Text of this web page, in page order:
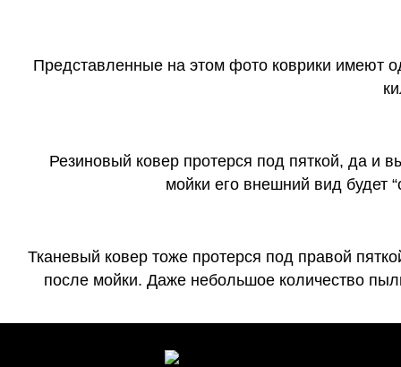
Представленные на этом фото коврики имеют
Резиновый ковер протерся под пяткой, да и
мойки его внешний вид будет
Тканевый ковер тоже протерся под правой
после мойки. Даже небольшое количество